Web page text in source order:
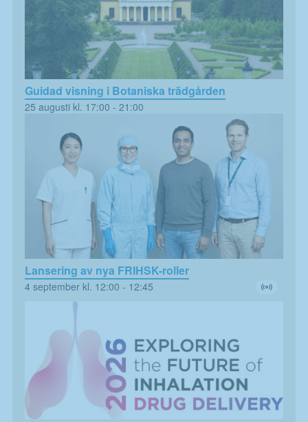
Guidad visning i Botaniska trädgården
25 augusti kl. 17:00 - 21:00
Lansering av nya FRIHSK-roller
4 september kl. 12:00 - 12:45
hemsidans
funktionalitet
och
uppbyggnad,
baserat på
hur
hemsidan
används.
Upplevelse
För att
hemsidan
ska fungera
så bra som
möjligt för
dig under ditt
besök.
Marknadsföring
Genom att dela
med dig av dina
intressen och ditt
anpassat innehåll
som kan intressera
dig.